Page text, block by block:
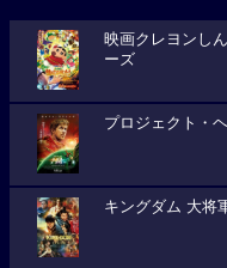
映画クレヨンし
ーズ
プロジェクト・
キングダム 大将